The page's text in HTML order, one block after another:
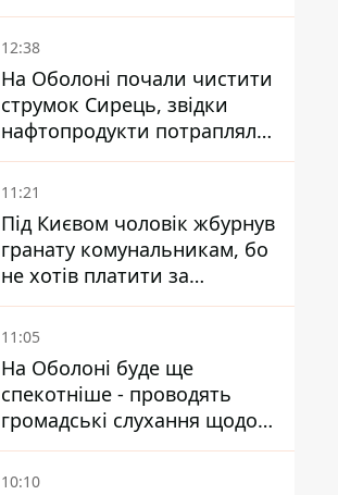
12:38
На Оболоні почали чистити
струмок Сирець, звідки
нафтопродукти потрапляли
до озер
11:21
Під Києвом чоловік жбурнув
гранату комунальникам, бо
не хотів платити за
квитанціями
11:05
На Оболоні буде ще
спекотніше - проводять
громадські слухання щодо
храму УГКЦ на Північній
10:10